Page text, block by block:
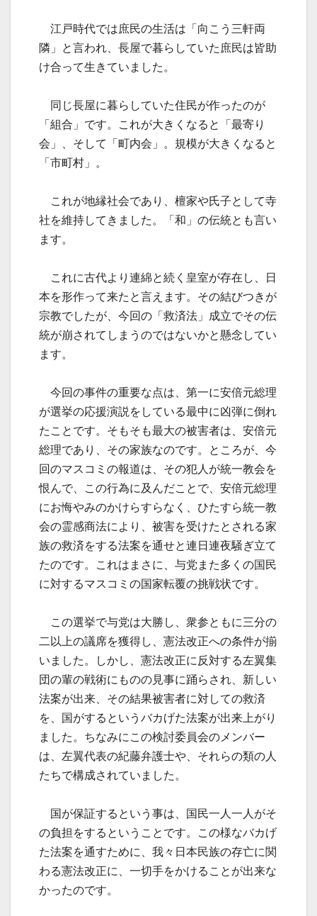
江戸時代では庶民の生活は「向こう三軒両
隣」と言われ、長屋で暮らしていた庶民は皆助
け合って生きていました。
同じ長屋に暮らしていた住民が作ったのが
「組合」です。これが大きくなると「最寄り
会」、そして「町内会」。規模が大きくなると
「市町村」。
これが地縁社会であり、檀家や氏子として寺
社を維持してきました。「和」の伝統とも言い
ます。
これに古代より連綿と続く皇室が存在し、日
本を形作って来たと言えます。その結びつきが
宗教でしたが、今回の「救済法」成立でその伝
統が崩されてしまうのではないかと懸念してい
ます。
今回の事件の重要な点は、第一に安倍元総理
が選挙の応援演説をしている最中に凶弾に倒れ
たことです。そもそも最大の被害者は、安倍元
総理であり、その家族なのです。ところが、今
回のマスコミの報道は、その犯人が統一教会を
恨んで、この行為に及んだことで、安倍元総理
にお悔やみのかけらすらなく、ひたすら統一教
会の霊感商法により、被害を受けたとされる家
族の救済をする法案を通せと連日連夜騒ぎ立て
たのです。これはまさに、与党また多くの国民
に対するマスコミの国家転覆の挑戦状です。
この選挙で与党は大勝し、衆参ともに三分の
二以上の議席を獲得し、憲法改正への条件が揃
いました。しかし、憲法改正に反対する左翼集
団の輩の戦術にものの見事に踊らされ、新しい
法案が出来、その結果被害者に対しての救済
を、国がするというバカげた法案が出来上がり
ました。ちなみにこの検討委員会のメンバー
は、左翼代表の紀藤弁護士や、それらの類の人
たちで構成されていました。
国が保証するという事は、国民一人一人がそ
の負担をするということです。この様なバカげ
た法案を通すために、我々日本民族の存亡に関
わる憲法改正に、一切手をかけることが出来な
かったのです。